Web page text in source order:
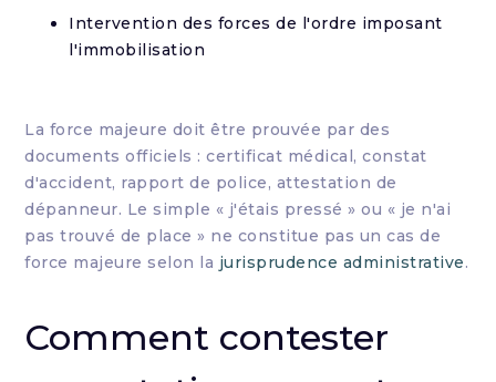
Intervention des forces de l'ordre imposant
l'immobilisation
La force majeure doit être prouvée par des
documents officiels : certificat médical, constat
d'accident, rapport de police, attestation de
dépanneur. Le simple « j'étais pressé » ou « je n'ai
pas trouvé de place » ne constitue pas un cas de
force majeure selon la jurisprudence administrative.
Comment contester